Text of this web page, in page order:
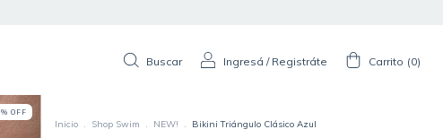
Buscar Ingresá / Registráte Carrito (0)
% OFF
Inicio . Shop Swim . NEW! . Bikini Triángulo Clásico Azul